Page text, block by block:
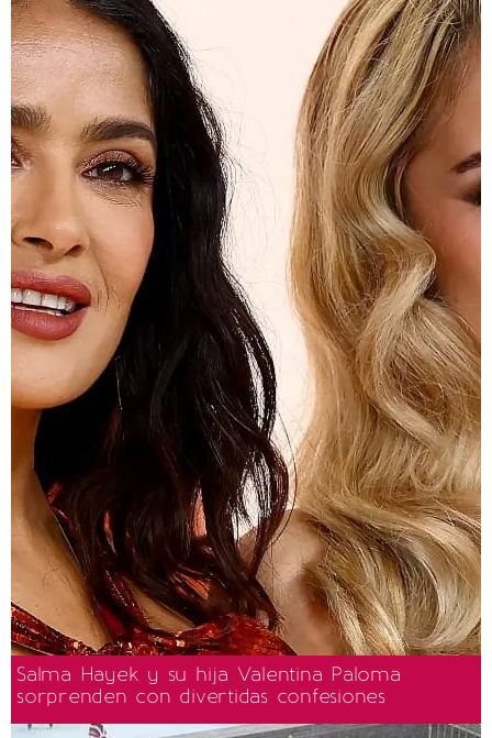
Salma Hayek y su hija Valentina Paloma
sorprenden con divertidas confesiones